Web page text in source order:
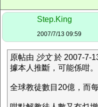
Step.King
2007/7/13 09:59
原帖由 沙文於 2007-7-
據本人推斷，可能係咁。
全球教徒數目20億，而